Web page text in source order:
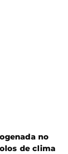
no
de clima